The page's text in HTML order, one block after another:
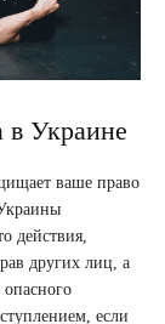
в Украине
ваше право
действия,
других лиц, а
если